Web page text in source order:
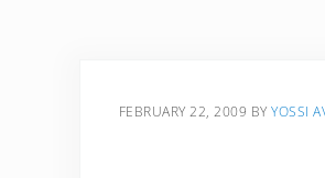
FEBRUARY 22, 2009 BYYOSSI